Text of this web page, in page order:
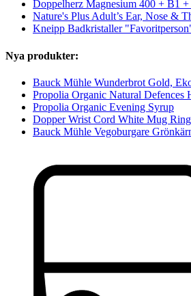
Doppelherz Magnesium 400 + B1
Nature's Plus Adult’s Ear, Nose &
Kneipp Badkristaller
Nya produkter:
Bauck Mühle Wunderbrot Gold,
Propolia Organic Natural Defences
Propolia Organic Evening Syrup
Dopper Wrist Cord White Mug Ring
Bauck Mühle Vegoburgare